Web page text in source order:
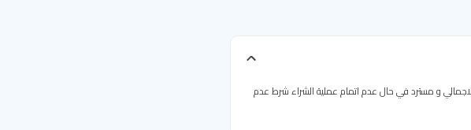
و مسترد في حال عدم اتمام عملية الشراء شرط عدم